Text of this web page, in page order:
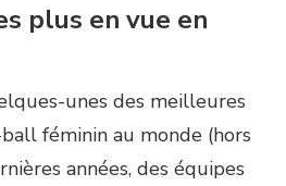
plus en vue en
unes des meilleures
féminin au monde (hors
années, des équipes